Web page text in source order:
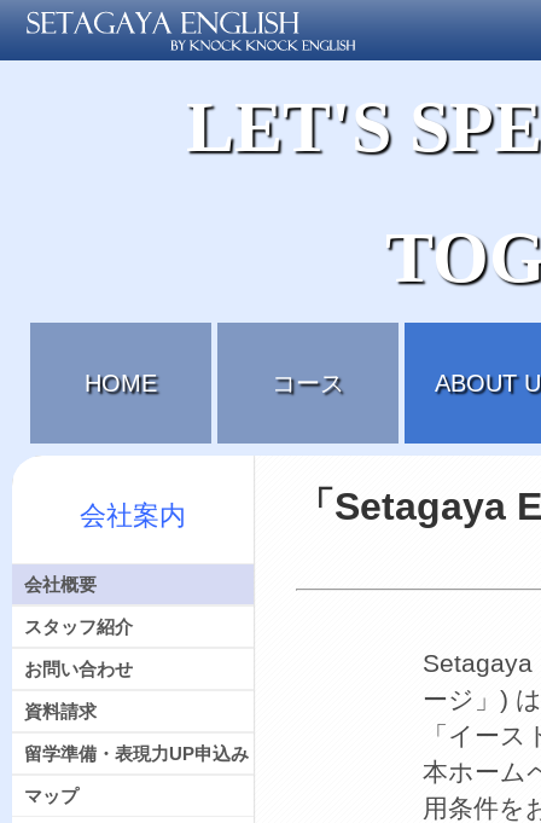
LET'S
HOME コース ABOUT
会社案内
会社概要
スタッフ紹介
お問い合わせ
資料請求
留学準備・表現力UP申込み
マップ
「Setagaya
Setagaya
ージ」)
「イー
本ホーム
用条件を